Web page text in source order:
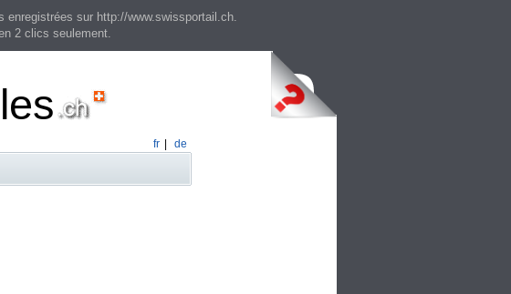
enregistrées sur http://www.swissportail.ch.
2 clics seulement.
fr de